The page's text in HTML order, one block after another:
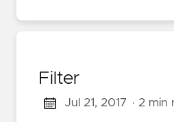
Filter
Jul 21, 2017 · 2 min